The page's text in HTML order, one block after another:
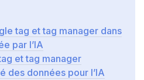
tag et tag manager dans
par l’IA
et tag manager
des données pour l’IA